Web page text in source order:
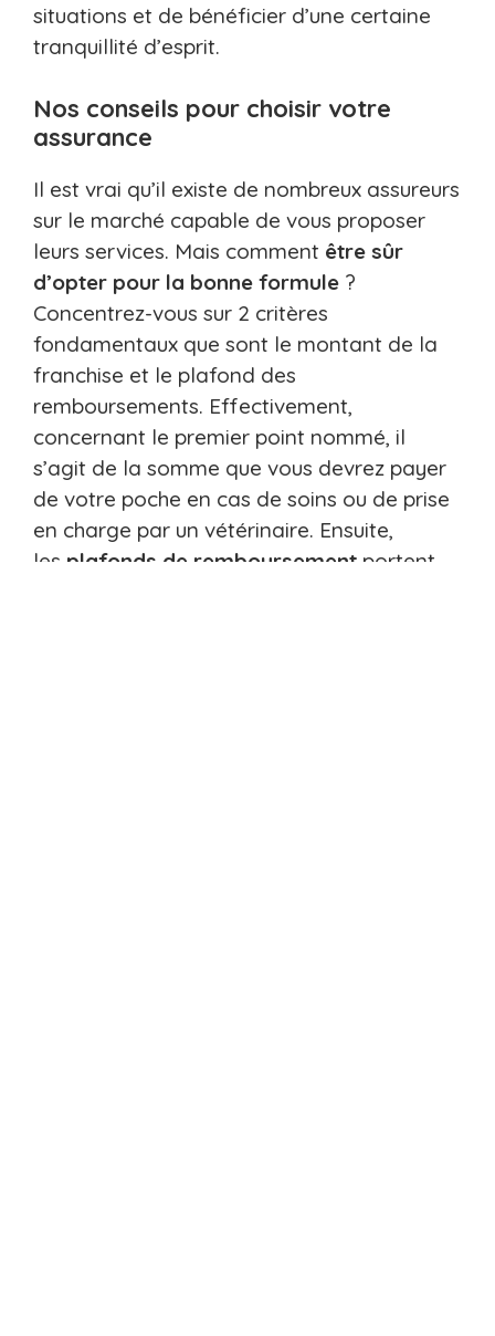
situations et de bénéficier d’une certaine
tranquillité d’esprit.
Nos conseils pour choisir votre
assurance
Il est vrai qu’il existe de nombreux assureurs
sur le marché capable de vous proposer
leurs services. Mais comment être sûr
d’opter pour la bonne formule ?
Concentrez-vous sur 2 critères
fondamentaux que sont le montant de la
franchise et le plafond des
remboursements. Effectivement,
concernant le premier point nommé, il
s’agit de la somme que vous devrez payer
de votre poche en cas de soins ou de prise
en charge par un vétérinaire. Ensuite,
les plafonds de remboursement portent